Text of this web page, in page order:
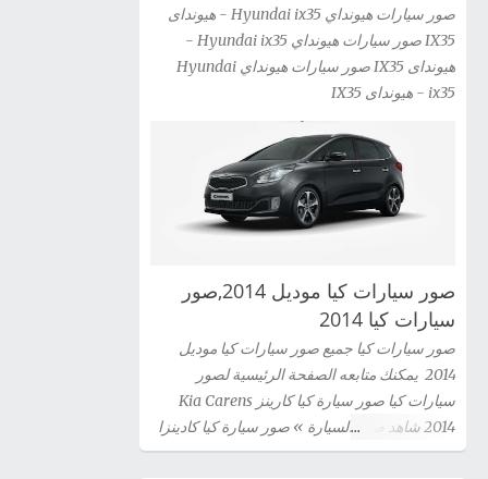
صور سيارات هيونداي Hyundai ix35 - هيونداى
IX35 صور سيارات هيونداي Hyundai ix35 -
هيونداى IX35 صور سيارات هيونداي Hyundai
ix35 - هيونداى IX35
صور سيارات كيا موديل 2014,صور
سيارات كيا 2014
صور سيارات كيا جميع صور سيارات كيا موديل
2014 يمكنك متابعه الصفحة الرئيسية لصور
سيارات كيا صور سيارة كيا كارينز Kia Carens
2014 شاهد صور السيارة » صور سيارة كيا كادينزا
Kia Cadenza 2014 شاهد صور السيارة » صور